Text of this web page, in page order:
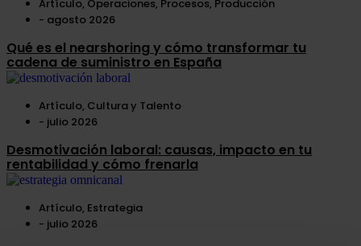
Artículo, Operaciones, Procesos, Producción
- agosto 2026
Qué es el nearshoring y cómo transformar tu
cadena de suministro en España
Artículo, Cultura y Talento
- julio 2026
Desmotivación laboral: causas, impacto en tu
rentabilidad y cómo frenarla
Artículo, Estrategia
- julio 2026